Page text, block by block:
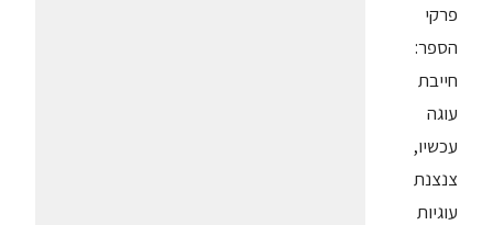
פרקי
הספר:
חייבת
עוגה
עכשיו,
צנצנת
עוגיות